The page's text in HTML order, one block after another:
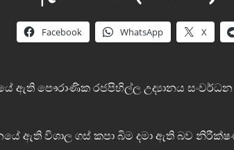
Facebook WhatsApp X
ඇති පෞරාණික රජපිහිල්ල උද්‍යානය සංවර්ධන
ඇති විශාල ගස් කපා බිම දමා ඇති බව